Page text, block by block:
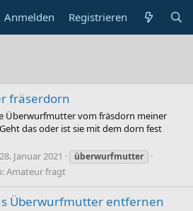
Anmelden Registrieren
fräserdorn
Überwurfmutter vom fräsdorn meiner
das oder ist sie mit dem dorn fest
28. Januar 2021 überwurfmutter
Amateur fragt
Überwurfmutter entfernen